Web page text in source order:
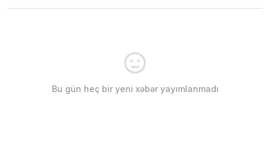
Bu gün heç bir yeni xəbər yayımlanmadı